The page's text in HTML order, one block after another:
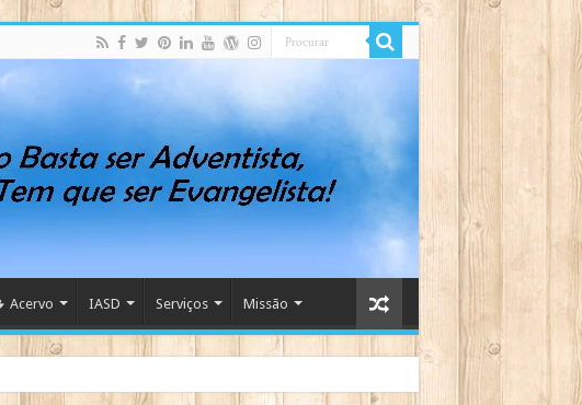
Acervo IASD Serviços Missão